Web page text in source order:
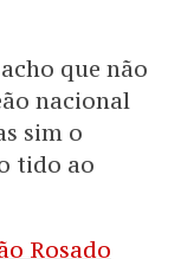
que não
nacional
sim o
tido ao